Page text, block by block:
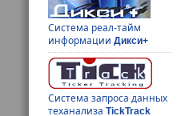
Система реал-тайм
информацииДикси+
Система запроса данных
теханализаTickTrack